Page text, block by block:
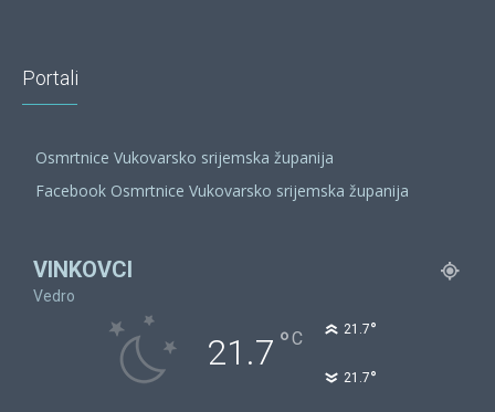
Portali
Osmrtnice Vukovarsko srijemska županija
Facebook Osmrtnice Vukovarsko srijemska županija
VINKOVCI
Vedro
21.7 °C 21.7°
21.7°